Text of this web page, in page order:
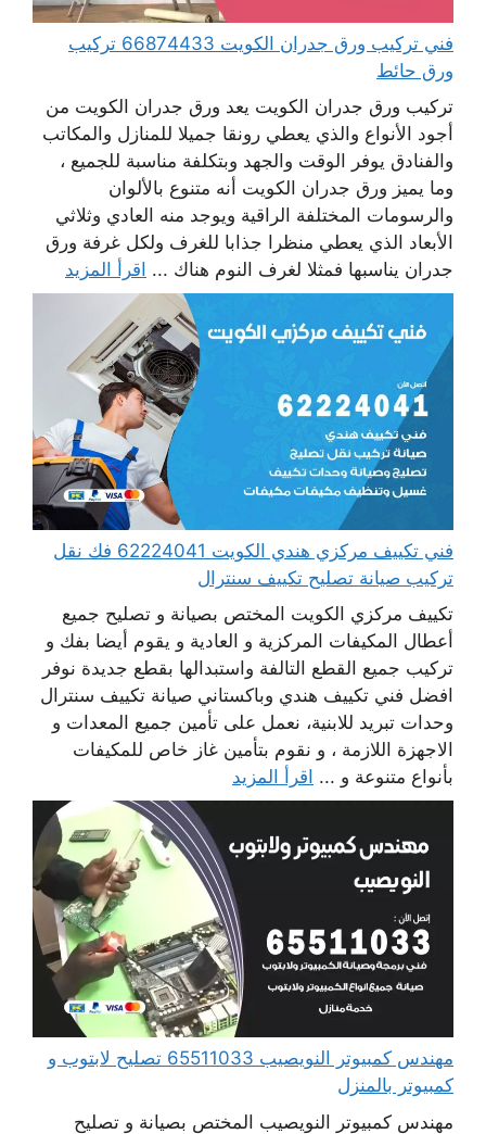
فني تركيب ورق جدران الكويت 66874433 تركيب
ورق حائط
تركيب ورق جدران الكويت يعد ورق جدران الكويت من
أجود الأنواع والذي يعطي رونقا جميلا للمنازل والمكاتب
والفنادق يوفر الوقت والجهد وبتكلفة مناسبة للجميع ،
وما يميز ورق جدران الكويت أنه متنوع بالألوان
والرسومات المختلفة الراقية ويوجد منه العادي وثلاثي
الأبعاد الذي يعطي منظرا جذابا للغرف ولكل غرفة ورق
جدران يناسبها فمثلا لغرف النوم هناك ... اقرأ المزيد
فني تكييف مركزي هندي الكويت 62224041 فك نقل
تركيب صيانة تصليح تكييف سنترال
تكييف مركزي الكويت المختص بصيانة و تصليح جميع
أعطال المكيفات المركزية و العادية و يقوم أيضا بفك و
تركيب جميع القطع التالفة واستبدالها بقطع جديدة نوفر
افضل فني تكييف هندي وباكستاني صيانة تكييف سنترال
وحدات تبريد للابنية، نعمل على تأمين جميع المعدات و
الاجهزة اللازمة ، و نقوم بتأمين غاز خاص للمكيفات
بأنواع متنوعة و ... اقرأ المزيد
مهندس كمبيوتر النويصيب 65511033 تصليح لابتوب و
كمبيوتر بالمنزل
مهندس كمبيوتر النويصيب المختص بصيانة و تصليح